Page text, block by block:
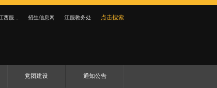
点击搜索
江服教务处
招生信息网
西服...
党团建设 通知公告